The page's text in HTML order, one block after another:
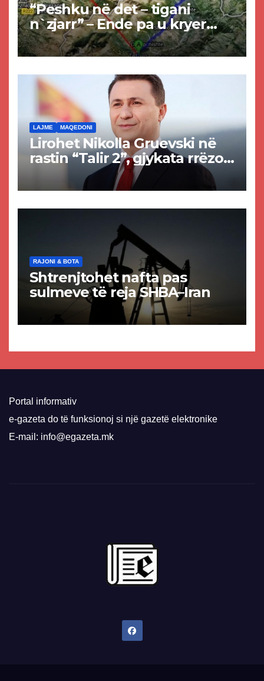
“Peshku në det – tigani
n`zjarr” – Ende pa u kryer
projekti i tunelit, komuna e
Tetovës nis punimet për
LAJME MAQEDONI
Lirohet Nikolla Gruevski në
rastin “Talir 2”, gjykata rrëzon
akuzat për ndërtimin e
paligjshëm të selisë së
RAJONI & BOTA
Shtrenjtohet nafta pas
sulmeve të reja SHBA–Iran
Portal informativ
e-gazeta do të funksionoj si një gazetë elektronike
E-mail: info@egazeta.mk